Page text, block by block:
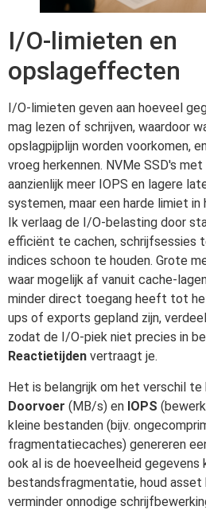
I/O-limieten en
opslageffecten
I/O-limieten geven aan hoeveel
mag lezen of schrijven, waardoor
opslagpijplijn worden voorkomen,
vroeg herkennen. NVMe SSD's
aanzienlijk meer IOPS en lagere
systemen, maar een harde limiet
Ik verlaag de I/O-belasting door
efficiënt te cachen, schrijfsessies
indices schoon te houden. Grote
waar mogelijk af vanuit cache-
minder direct toegang heeft tot
ups of exports gepland zijn,
zodat de I/O-piek niet precies in
Reactietijden vertraagt je.
Het is belangrijk om het verschil te
Doorvoer (MB/s) en IOPS
kleine bestanden (bijv.
fragmentatiecaches) genereren
ook al is de hoeveelheid gegevens
bestandsfragmentatie, houd asset
verminder onnodige